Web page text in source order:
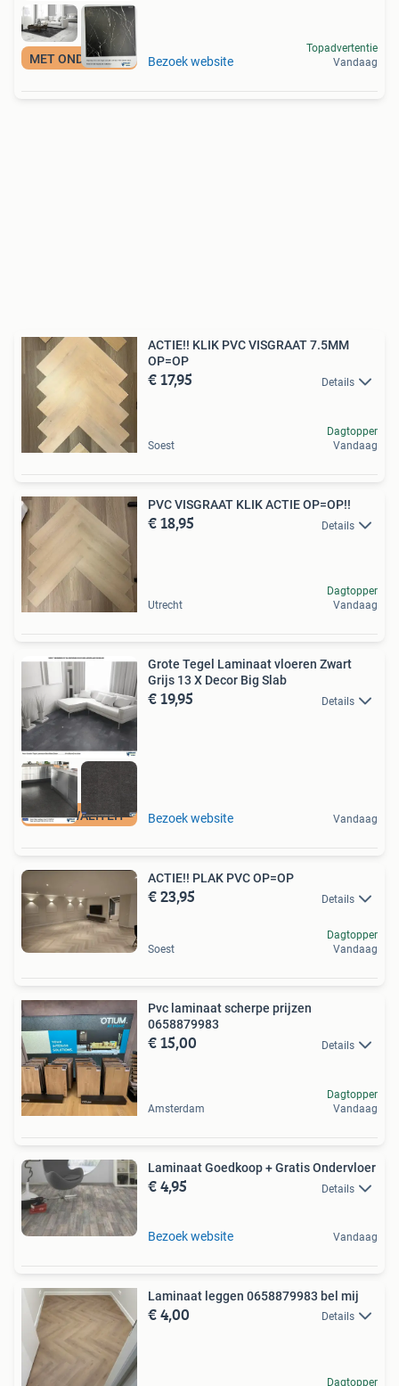
MET ONDERVLOER Bezoek website
Topadvertentie
Vandaag
ACTIE!! KLIK PVC VISGRAAT 7.5MM
OP=OP
€ 17,95 Details
Soest
Dagtopper
Vandaag
PVC VISGRAAT KLIK ACTIE OP=OP!!
€ 18,95 Details
Utrecht
Dagtopper
Vandaag
TOP KWALITEIT
Grote Tegel Laminaat vloeren Zwart
Grijs 13 X Decor Big Slab
€ 19,95 Details
Bezoek website Vandaag
ACTIE!! PLAK PVC OP=OP
€ 23,95 Details
Soest
Dagtopper
Vandaag
Pvc laminaat scherpe prijzen
0658879983
€ 15,00 Details
Amsterdam
Dagtopper
Vandaag
Laminaat Goedkoop + Gratis Ondervloer
€ 4,95 Details
Bezoek website Vandaag
Laminaat leggen 0658879983 bel mij
€ 4,00 Details
Dagtopper